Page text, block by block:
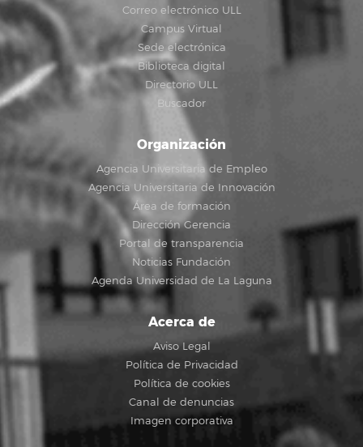
Correo electrónico ULL
Campus Virtual
Sede electrónica
Biblioteca digital
Directorio ULL
Buscador
Organización
Agencia Universitaria de Empleo
Agencia Universitaria de Innovación
Área de formación
Dirección Gerencia
Portal de transparencia
Noticias Fundación
Agenda Universidad de La Laguna
Acerca de
Aviso Legal
Política de Privacidad
Política de cookies
Canal de denuncias
Imagen corporativa